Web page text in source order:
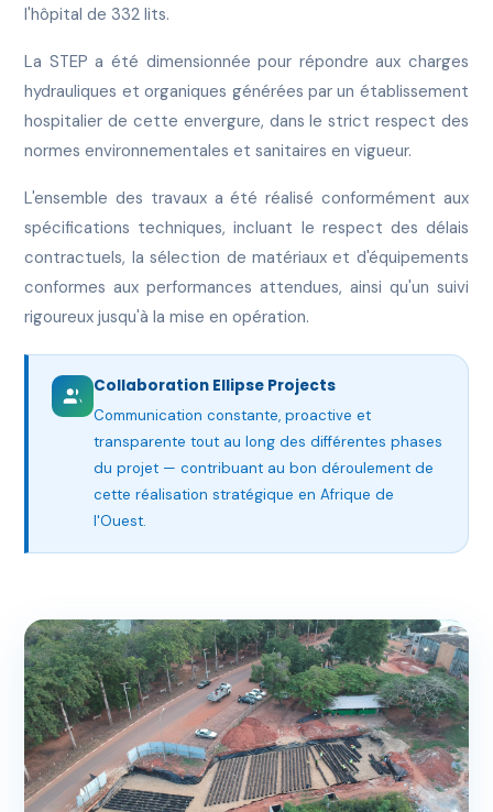
l'hôpital de 332 lits.
La STEP a été dimensionnée pour répondre aux charges
hydrauliques et organiques générées par un établissement
hospitalier de cette envergure, dans le strict respect des
normes environnementales et sanitaires en vigueur.
L'ensemble des travaux a été réalisé conformément aux
spécifications techniques, incluant le respect des délais
contractuels, la sélection de matériaux et d'équipements
conformes aux performances attendues, ainsi qu'un suivi
rigoureux jusqu'à la mise en opération.
Collaboration Ellipse Projects
Communication constante, proactive et
transparente tout au long des différentes phases
du projet — contribuant au bon déroulement de
cette réalisation stratégique en Afrique de
l'Ouest.